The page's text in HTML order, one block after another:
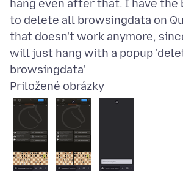
hang even after that. I have the
to delete all browsingdata on
that doesn't work anymore,
will just hang with a popup
Priložené obrázky